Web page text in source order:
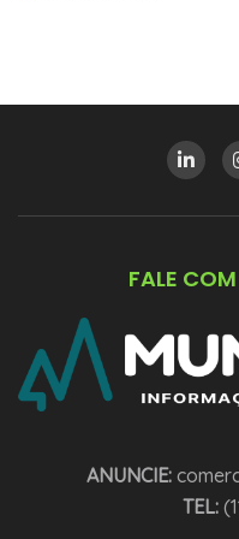
FALE
ANUNCIE:
TEL: